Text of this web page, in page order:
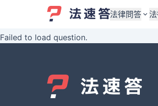
法律問答
婚姻與監護權
債務與債權
婚姻
債務
Failed to load question.